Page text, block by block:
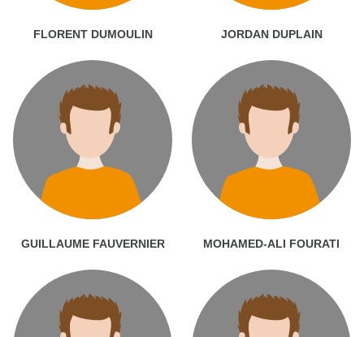
FLORENT DUMOULIN JORDAN DUPLAIN
GUILLAUME FAUVERNIER MOHAMED-ALI FOURATI